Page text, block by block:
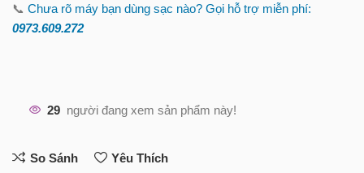
📞Chưa rõ máy bạn dùng sạc nào? Gọi hỗ trợ miễn phí:
0973.609.272
29 người đang xem sản phẩm này!
So Sánh Yêu Thích